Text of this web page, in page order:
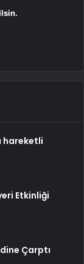
hareketli
Etkinliği
Çarptı